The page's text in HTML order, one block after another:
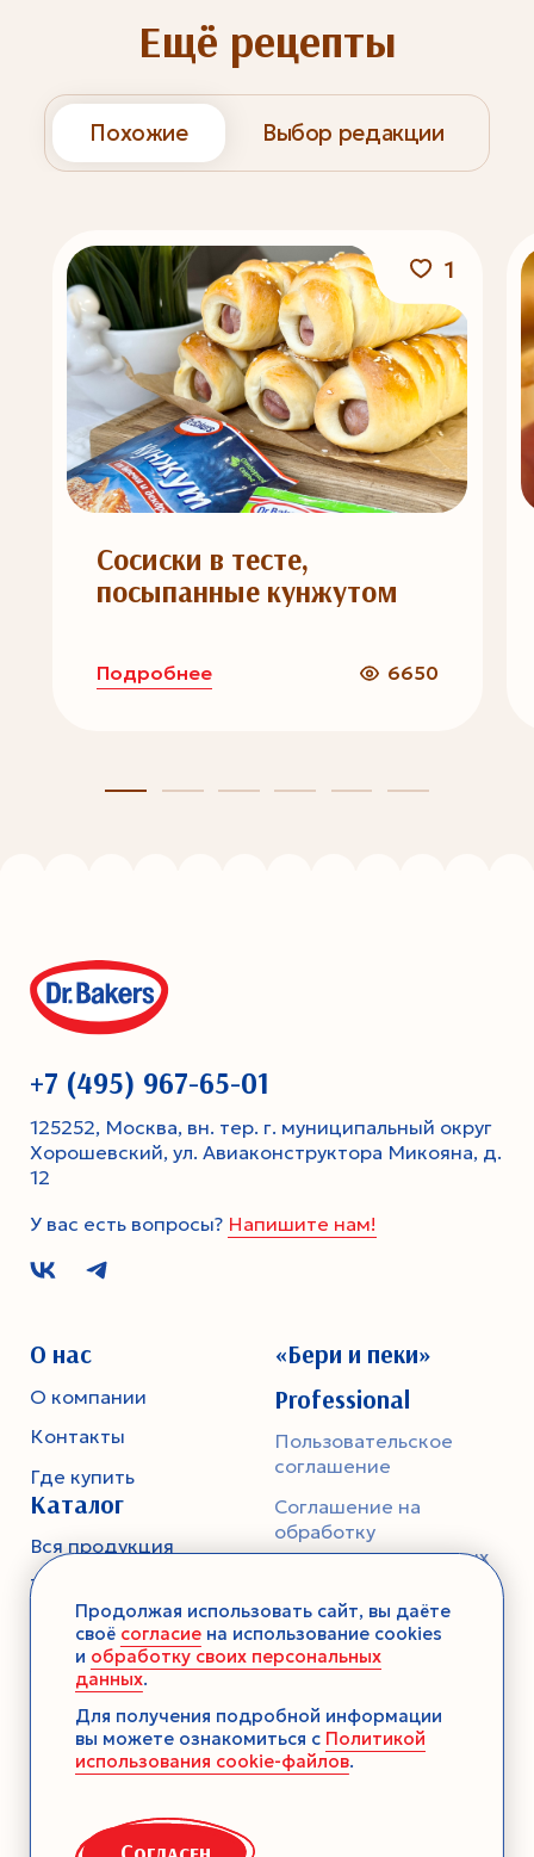
Ещё рецепты
Похожие Выбор редакции
1
Сосиски в тесте,
посыпанные кунжутом
Подробнее 6650
+7 (495) 967-65-01
125252, Москва, вн. тер. г. муниципальный округ
Хорошевский, ул. Авиаконструктора Микояна, д.
12
У вас есть вопросы? Напишите нам!
О нас
О компании
Контакты
Где купить
Каталог
Вся продукция
Тесто
Смеси-помощники
Ароматика
Десерты без выпечки
Консервация
«Бери и пеки»
Professional
Пользовательское
соглашение
Соглашение на
обработку
персональных данных
конфиденциальности
Продолжая использовать сайт, вы даёте
своё согласие на использование cookies
и обработку своих персональных
данных.
Для получения подробной информации
вы можете ознакомиться с Политикой
использования cookie-файлов.